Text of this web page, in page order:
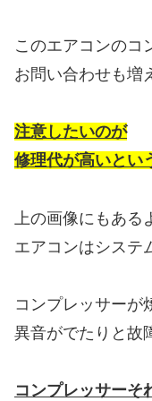
このエアコンのコ
お問い合わせも増
注意したいのが
修理代が高いとい
上の画像にもある
エアコンはシステ
コンプレッサーが
異音がでたりと故
コンプレッサーそ